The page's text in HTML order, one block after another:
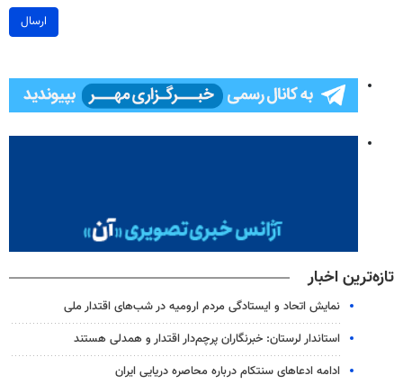
ارسال
تازه‌ترین اخبار
نمایش اتحاد و ایستادگی مردم ارومیه در شب‌های اقتدار ملی
استاندار لرستان: خبرنگاران پرچم‌دار اقتدار و همدلی هستند
ادامه ادعاهای سنتکام درباره محاصره دریایی ایران